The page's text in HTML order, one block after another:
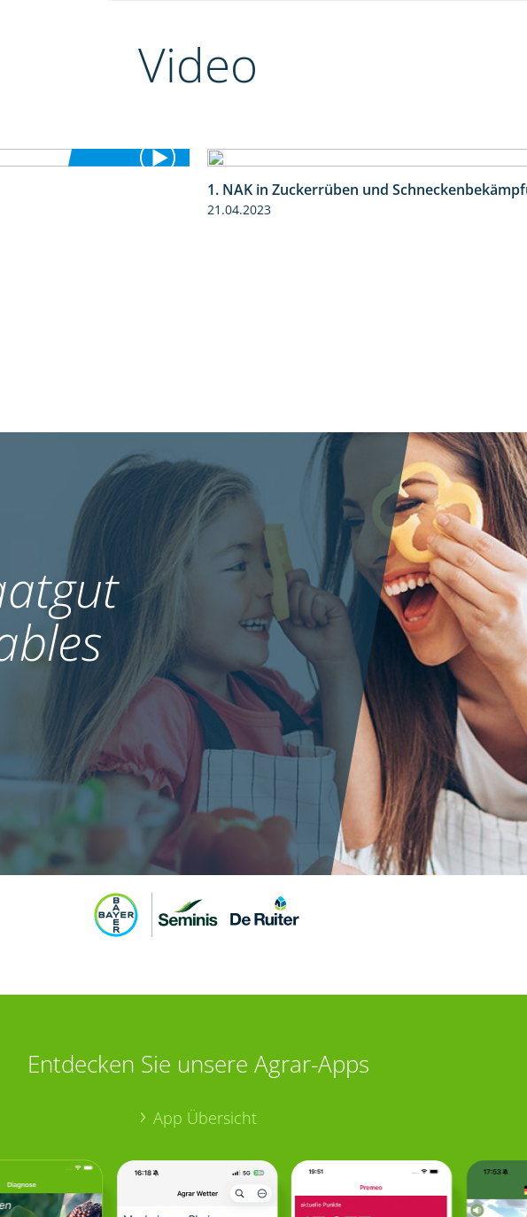
Video
1. NAK in Zuckerrüben und
21.04.2023
Entdecken Sie unsere Agrar-Apps
App Übersicht